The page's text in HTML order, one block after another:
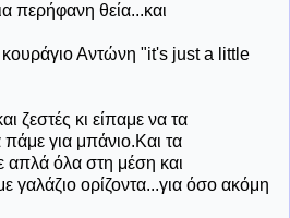
περήφανη θεία...και
κουράγιο Αντώνη "it's just a little
ζεστές κι είπαμε να τα
για μπάνιο.Και τα
όλα στη μέση και
γαλάζιο ορίζοντα...για όσο ακόμη